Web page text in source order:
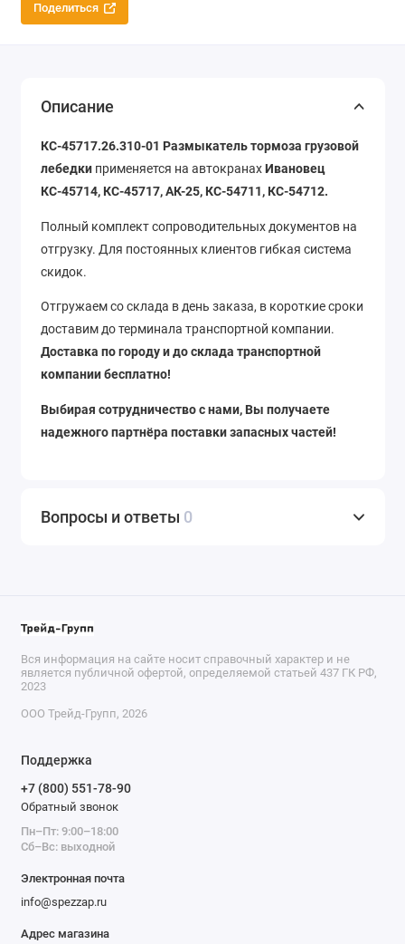
Поделиться
Описание
КС-45717.26.310-01 Размыкатель тормоза грузовой
лебедки применяется на автокранахИвановец
КС-45714, КС-45717, АК-25, КС-54711, КС-54712.
Полный комплект сопроводительных документов на
отгрузку. Для постоянных клиентов гибкая система
скидок.
Отгружаем со склада в день заказа, в короткие сроки
доставим до терминала транспортной компании.
Доставка по городу и до склада транспортной
компании бесплатно!
Выбирая сотрудничество с нами, Вы получаете
надежного партнёра поставки запасных частей!
Вопросы и ответы 0
Вся информация на сайте носит справочный характер и не
является публичной офертой, определяемой статьей 437 ГК РФ,
2023
ООО Трейд-Групп, 2026
Поддержка
+7 (800) 551-78-90
Обратный звонок
Пн–Пт: 9:00–18:00
Сб–Вс: выходной
Электронная почта
info@spezzap.ru
Адрес магазина